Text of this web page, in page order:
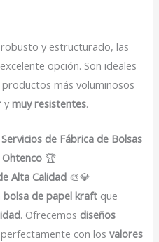
y estructurado, las
opción. Son ideales
más voluminosos
ymuy resistentes.
de Fábrica de Bolsas
🏆
Alta Calidad 🎨💎
bolsa de papel kraft que
. Ofrecemos diseños
perfectamente con losvalores